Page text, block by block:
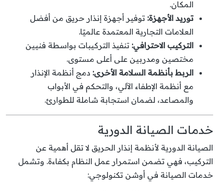
المكان.
توريد الأجهزة: توفير أجهزة إنذار حريق من أفضل
العلامات التجارية المعتمدة عالميًا.
التركيب الاحترافي: تنفيذ التركيبات بواسطة فنيين
مختصين ومدربين على أعلى مستوى.
الربط بأنظمة السلامة الأخرى: دمج أنظمة الإنذار
مع أنظمة الإطفاء الآلي، والتحكم في الأبواب
والمصاعد، لضمان استجابة شاملة للطوارئ.
خدمات الصيانة الدورية
الصيانة الدورية لأنظمة إنذار الحريق لا تقل أهمية عن
التركيب، فهي تضمن استمرار عمل النظام بكفاءة. وتشمل
خدمات الصيانة في أوشن تكنولوجي: